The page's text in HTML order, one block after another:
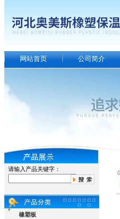
网站首页 公司简介
请输入产品关键字：
橡塑板